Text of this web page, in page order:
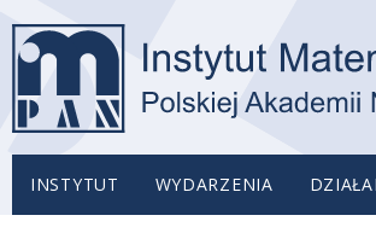
INSTYTUT WYDARZENIA